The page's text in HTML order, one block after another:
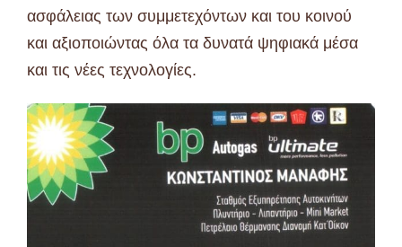
ασφάλειας των συμμετεχόντων και του κοινού
και αξιοποιώντας όλα τα δυνατά ψηφιακά μέσα
και τις νέες τεχνολογίες.